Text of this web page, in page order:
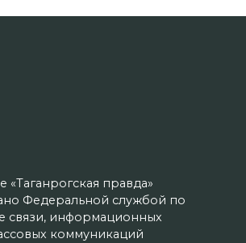
«Таганрогская правда»
Федеральной службой по
связи, информационных
коммуникаций